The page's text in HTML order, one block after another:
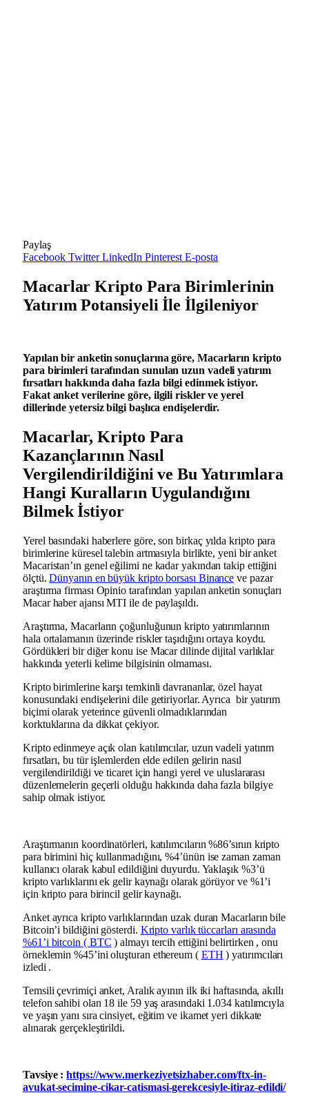
Paylaş
Facebook Twitter LinkedIn Pinterest E-posta
Macarlar Kripto Para Birimlerinin
Yatırım Potansiyeli İle İlgileniyor
Yapılan bir anketin sonuçlarına göre, Macarların kripto
para birimleri tarafından sunulan uzun vadeli yatırım
fırsatları hakkında daha fazla bilgi edinmek istiyor.
Fakat anket verilerine göre, ilgili riskler ve yerel
dillerinde yetersiz bilgi başlıca endişelerdir.
Macarlar, Kripto Para
Kazançlarının Nasıl
Vergilendirildiğini ve Bu Yatırımlara
Hangi Kuralların Uygulandığını
Bilmek İstiyor
Yerel basındaki haberlere göre, son birkaç yılda kripto para
birimlerine küresel talebin artmasıyla birlikte, yeni bir anket
Macaristan’ın genel eğilimi ne kadar yakından takip ettiğini
ölçtü.Dünyanın en büyük kripto borsası Binance ve pazar
araştırma firması Opinio tarafından yapılan anketin sonuçları
Macar haber ajansı MTI ile de paylaşıldı.
Araştırma, Macarların çoğunluğunun kripto yatırımlarının
hala ortalamanın üzerinde riskler taşıdığını ortaya koydu.
Gördükleri bir diğer konu ise Macar dilinde dijital varlıklar
hakkında yeterli kelime bilgisinin olmaması.
Kripto birimlerine karşı temkinli davrananlar, özel hayat
konusundaki endişelerini dile getiriyorlar. Ayrıca bir yatırım
biçimi olarak yeterince güvenli olmadıklarından
korktuklarına da dikkat çekiyor.
Kripto edinmeye açık olan katılımcılar, uzun vadeli yatırım
fırsatları, bu tür işlemlerden elde edilen gelirin nasıl
vergilendirildiği ve ticaret için hangi yerel ve uluslararası
düzenlemelerin geçerli olduğu hakkında daha fazla bilgiye
sahip olmak istiyor.
Araştırmanın koordinatörleri, katılımcıların %86’sının kripto
para birimini hiç kullanmadığını, %4’ünün ise zaman zaman
kullanıcı olarak kabul edildiğini duyurdu. Yaklaşık %3’ü
kripto varlıklarını ek gelir kaynağı olarak görüyor ve %1’i
için kripto para birincil gelir kaynağı.
Anket ayrıca kripto varlıklarından uzak duran Macarların bile
Bitcoin’i bildiğini gösterdi. Kripto varlık tüccarları arasında
%61’i bitcoin ( BTC ) almayı tercih ettiğini belirtirken , onu
örneklemin %45’ini oluşturan ethereum ( ETH ) yatırımcıları
izledi .
Temsili çevrimiçi anket, Aralık ayının ilk iki haftasında, akıllı
telefon sahibi olan 18 ile 59 yaş arasındaki 1.034 katılımcıyla
ve yaşın yanı sıra cinsiyet, eğitim ve ikamet yeri dikkate
alınarak gerçekleştirildi.
Tavsiye :https://www.merkeziyetsizhaber.com/ftx-in-
avukat-secimine-cikar-catismasi-gerekcesiyle-itiraz-edildi/